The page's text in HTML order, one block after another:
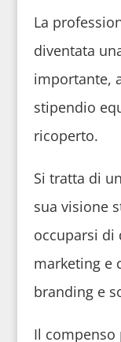
La
diventata
importante,
stipendio
ricoperto.
Si tratta di
sua visione
occuparsi di
marketing e
branding e
Il compenso